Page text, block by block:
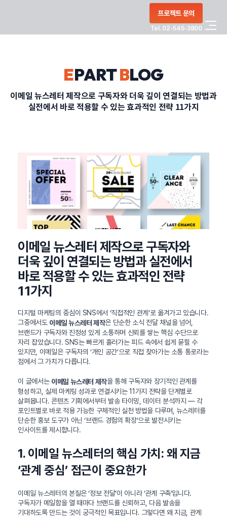
프로젝트 문의
Tel. 02-545-3800
PORTFOLIO
CONTACT
정부지원사업
EPARTBLOG
이메일 뉴스레터 제작으로 구독자와 더욱 깊이 연결되는 방법과
실전에서 바로 적용할 수 있는 효과적인 전략 11가지
이메일 뉴스레터 제작으로 구독자와
더욱 깊이 연결되는 방법과 실전에서
바로 적용할 수 있는 효과적인 전략
11가지
디지털 마케팅의 중심이 SNS에서 ‘직접적인 관계’로 옮겨가고 있습니다.
그중에서도 이메일 뉴스레터 제작은 단순한 소식 전달 채널을 넘어,
브랜드가 구독자와 진정성 있게 소통하며 신뢰를 쌓는 핵심 수단으로
자리 잡았습니다. SNS는 빠르게 흘러가는 피드 속에서 쉽게 묻힐 수
있지만, 이메일은 구독자의 ‘개인 공간’으로 직접 찾아가는 소통 통로라는
점에서 그 가치가 다릅니다.
이 글에서는 이메일 뉴스레터 제작을 통해 구독자와 장기적인 관계를
형성하고, 실제 마케팅 성과로 연결시키는 11가지 전략을 단계별로
살펴봅니다. 콘텐츠 기획에서부터 발송 타이밍, 데이터 분석까지 — 각
포인트별로 바로 적용 가능한 구체적인 실천 방법을 다루며, 뉴스레터를
단순한 홍보 도구가 아닌 ‘브랜드 경험의 확장’으로 발전시키는
인사이트를 제시합니다.
1. 이메일 뉴스레터의 핵심 가치: 왜 지금
‘관계 중심’ 접근이 중요한가
이메일 뉴스레터의 본질은 ‘정보 전달’이 아니라 ‘관계 구축’입니다.
구독자가 메일함을 열 때마다 브랜드를 신뢰하고, 다음 발송을
기대하도록 만드는 것이 궁극적인 목표입니다. 그렇다면 왜 지금, 관계